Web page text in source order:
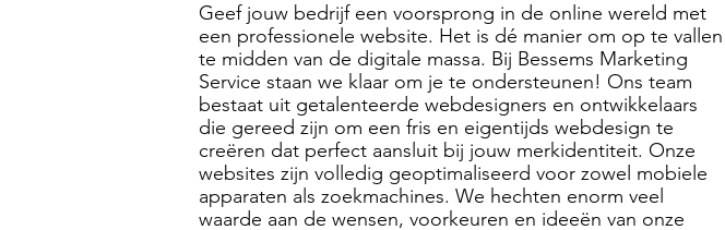
Geef jouw bedrijf een voorsprong in de online wereld met
een professionele website. Het is dé manier om op te vallen
te midden van de digitale massa. Bij Bessems Marketing
Service staan we klaar om je te ondersteunen! Ons team
bestaat uit getalenteerde webdesigners en ontwikkelaars
die gereed zijn om een fris en eigentijds webdesign te
creëren dat perfect aansluit bij jouw merkidentiteit. Onze
websites zijn volledig geoptimaliseerd voor zowel mobiele
apparaten als zoekmachines. We hechten enorm veel
waarde aan de wensen, voorkeuren en ideeën van onze